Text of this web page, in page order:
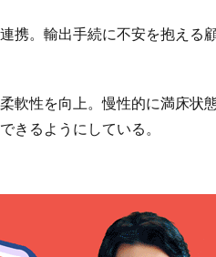
携。輸出手続に不安を抱える
軟性を向上。慢性的に満床状
きるようにしている。